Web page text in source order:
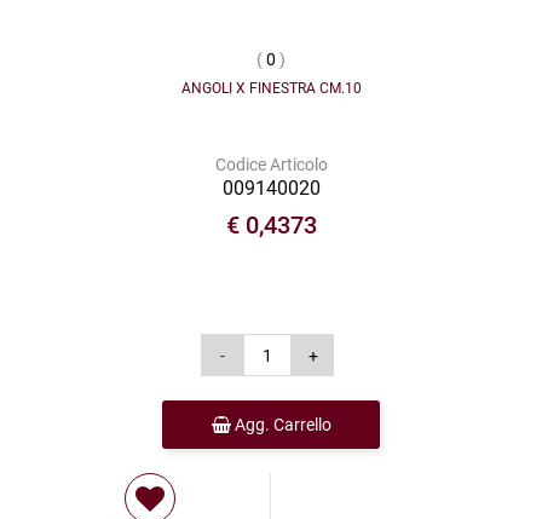
(0 )
ANGOLI X FINESTRA CM.10
Codice Articolo
009140020
€ 0,4373
Agg. Carrello